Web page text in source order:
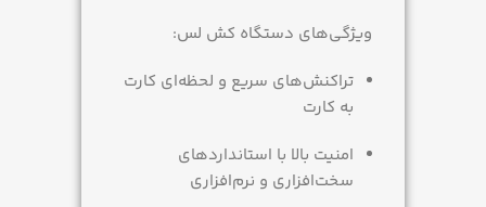
ویژگی‌های دستگاه کش لس:
تراکنش‌های سریع و لحظه‌ای کارت
به کارت
امنیت بالا با استانداردهای
سخت‌افزاری و نرم‌افزاری